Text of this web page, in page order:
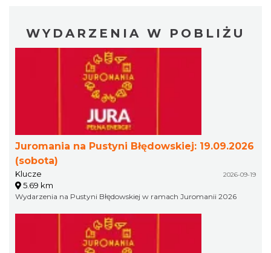
WYDARZENIA W POBLIŻU
Juromania na Pustyni Błędowskiej: 19.09.2026
(sobota)
Klucze 2026-09-19
5.69 km
Wydarzenia na Pustyni Błędowskiej w ramach Juromanii 2026